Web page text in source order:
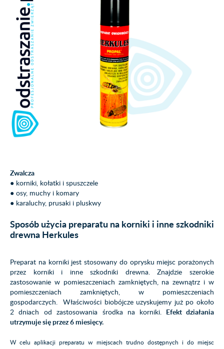
Zwalcza
● korniki, kołatki i spuszczele
● osy, muchy i komary
● karaluchy, prusaki i pluskwy
Sposób użycia preparatu na korniki i inne szkodniki
drewna Herkules
Preparat na korniki jest stosowany do oprysku miejsc porażonych
przez korniki i inne szkodniki drewna. Znajdzie szerokie
zastosowanie w pomieszczeniach zamkniętych, na zewnątrz i w
pomieszczeniach zamkniętych, w pomieszczeniach
gospodarczych. Właściwości biobójcze uzyskujemy już po około
2 dniach od zastosowania środka na korniki. Efekt działania
utrzymuje się przez 6 miesięcy.
W celu aplikacji preparatu w miejscach trudno dostępnych i do miejsc